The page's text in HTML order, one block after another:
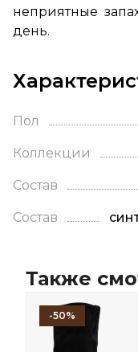
неприятные
день.
Пол
Коллекции
Состав
Состав
Также
-50%